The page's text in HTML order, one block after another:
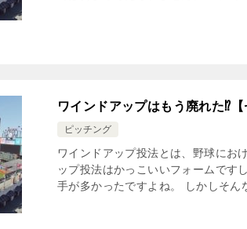
ワインドアップはもう廃れた⁉
ピッチング
ワインドアップ投法とは、野球にお
ップ投法はかっこいいフォームです
手が多かったですよね。 しかしそ